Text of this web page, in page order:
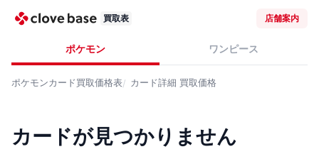
買取表 店舗案内
ポケモン ワンピース
ポケモンカード買取価格表 カード詳細 買取価格
カードが見つかりません